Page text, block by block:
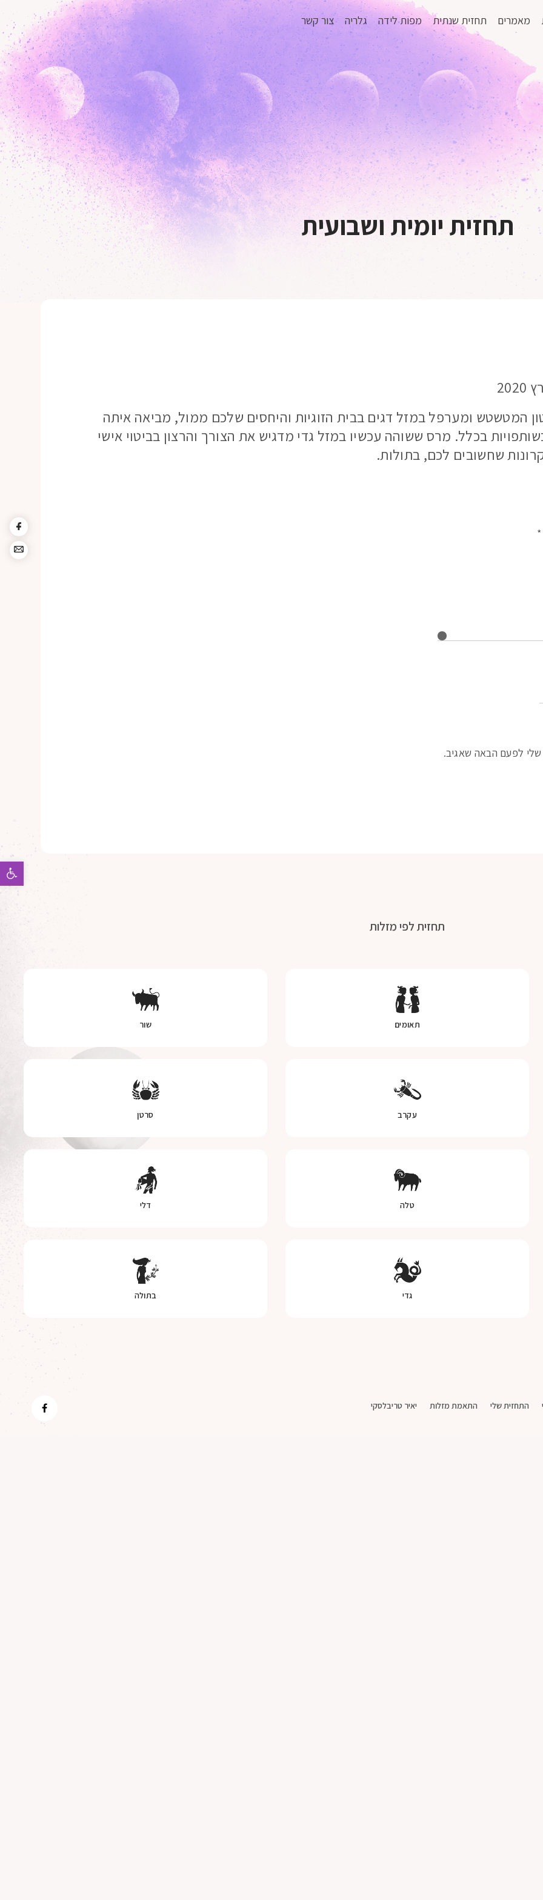
מאמרים תחזית שנתית מפות לידה גלריה צור קשר
תחזית יומית ושבועית
המטשטש ומערפל במזל דגים בבית הזוגיות והיחסים שלכם ממול, מביאה איתה
בכלל. מרס ששוהה עכשיו במזל גדי מדגיש את הצורך והרצון בביטוי אישי
שחשובים לכם, בתולות.
*
לפעם הבאה שאגיב.
תחזית לפי מזלות
תאומים שור
עקרב סרטן
טלה דלי
גדי בתולה
התחזית שלי התאמת מזלות יאיר טריבלסקי